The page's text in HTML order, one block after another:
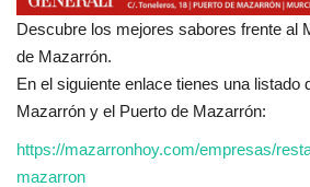
Descubre los mejores sabores frente al
de Mazarrón.
En el siguiente enlace tienes una listado
Mazarrón y el Puerto de Mazarrón:
https://mazarronhoy.com/empresas/
mazarron